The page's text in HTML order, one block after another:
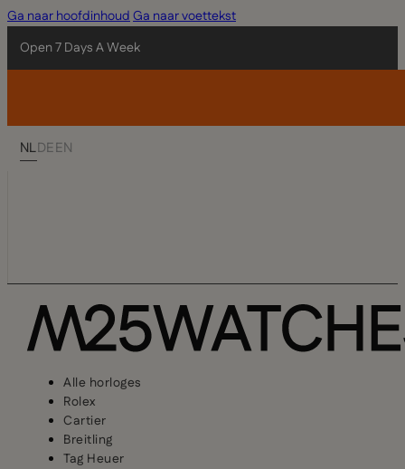
Ga naar hoofdinhoudGa naar voettekst
Open 7 Days A Week
NLDEEN
Alle horloges
Rolex
Cartier
Breitling
Tag Heuer